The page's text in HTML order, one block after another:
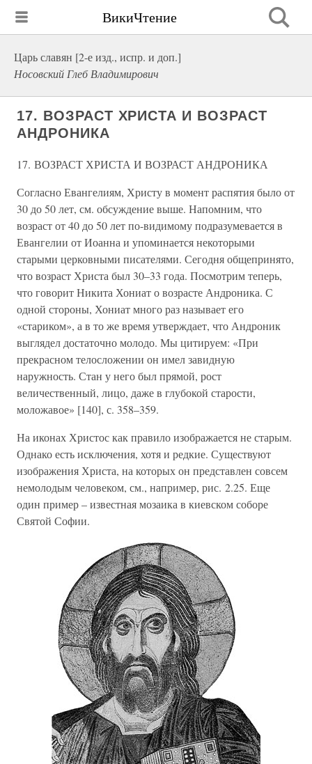
ВикиЧтение
Царь славян [2-е изд., испр. и доп.]
Носовский Глеб Владимирович
17. ВОЗРАСТ ХРИСТА И ВОЗРАСТ
АНДРОНИКА
17. ВОЗРАСТ ХРИСТА И ВОЗРАСТ АНДРОНИКА
Согласно Евангелиям, Христу в момент распятия было от
30 до 50 лет, см. обсуждение выше. Напомним, что
возраст от 40 до 50 лет по-видимому подразумевается в
Евангелии от Иоанна и упоминается некоторыми
старыми церковными писателями. Сегодня общепринято,
что возраст Христа был 30–33 года. Посмотрим теперь,
что говорит Никита Хониат о возрасте Андроника. С
одной стороны, Хониат много раз называет его
«стариком», а в то же время утверждает, что Андроник
выглядел достаточно молодо. Мы цитируем: «При
прекрасном телосложении он имел завидную
наружность. Стан у него был прямой, рост
величественный, лицо, даже в глубокой старости,
моложавое» [140], с. 358–359.
На иконах Христос как правило изображается не старым.
Однако есть исключения, хотя и редкие. Существуют
изображения Христа, на которых он представлен совсем
немолодым человеком, см., например, рис. 2.25. Еще
один пример – известная мозаика в киевском соборе
Святой Софии.